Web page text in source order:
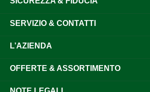
SERVIZIO & CONTATTI
L’AZIENDA
OFFERTE & ASSORTIMENTO